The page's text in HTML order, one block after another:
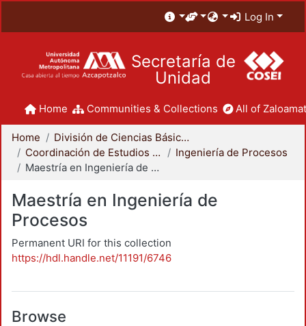
Log In
Secretaría de
Unidad
Home Communities & Collections All of
Home
División de Ciencias Básicas e Ingeniería
Coordinación de Estudios de Posgrado - CBI
Ingeniería de Procesos
Maestría en Ingeniería de Procesos
Maestría en Ingeniería de
Procesos
Permanent URI for this collection
https://hdl.handle.net/11191/6746
Browse